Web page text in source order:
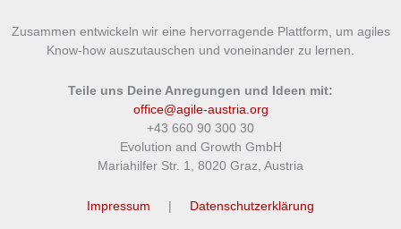
Zusammen entwickeln wir eine hervorragende Plattform, um agiles
Know-how auszutauschen und voneinander zu lernen.
Teile uns Deine Anregungen und Ideen mit:
office@agile-austria.org
+43 660 90 300 30
Evolution and Growth GmbH
Mariahilfer Str. 1, 8020 Graz, Austria
Impressum Datenschutzerklärung